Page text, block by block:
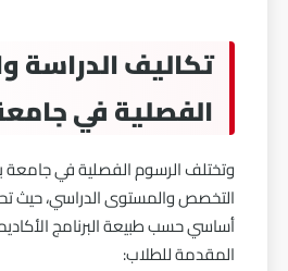
تكاليف الدراسة
الفصلية في
وتختلف الرسوم الفصلية في جامعة
التخصص والمستوى الدراسي، حيث
أساسي حسب طبيعة البرنامج
المقدمة للطلاب: